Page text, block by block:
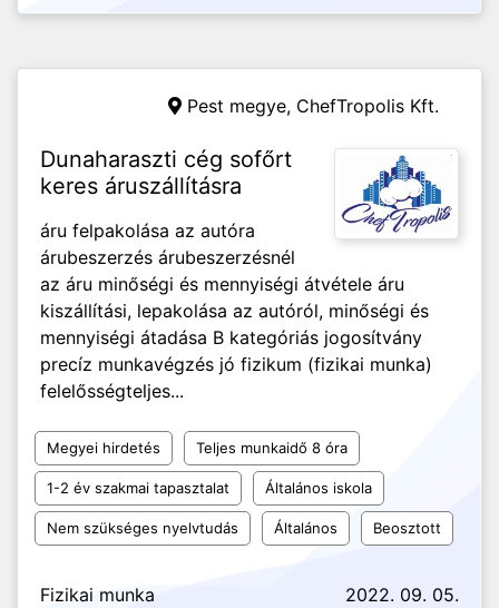
Pest megye, ChefTropolis Kft.
Dunaharaszti cég sofőrt
keres áruszállításra
áru felpakolása az autóra
árubeszerzés árubeszerzésnél
az áru minőségi és mennyiségi átvétele áru
kiszállítási, lepakolása az autóról, minőségi és
mennyiségi átadása B kategóriás jogosítvány
precíz munkavégzés jó fizikum (fizikai munka)
felelősségteljes...
Megyei hirdetés Teljes munkaidő 8 óra
1-2 év szakmai tapasztalat Általános iskola
Nem szükséges nyelvtudás Általános Beosztott
Fizikai munka 2022. 09. 05.